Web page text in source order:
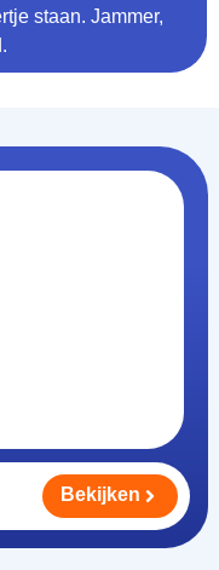
staan. Jammer,
Bekijken